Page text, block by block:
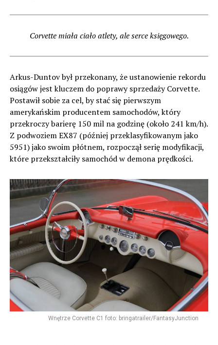
Corvette miała ciało atlety, ale serce księgowego.
Arkus-Duntov był przekonany, że ustanowienie rekordu
osiągów jest kluczem do poprawy sprzedaży Corvette.
Postawił sobie za cel, by stać się pierwszym
amerykańskim producentem samochodów, który
przekroczy barierę 150 mil na godzinę (około 241 km/h).
Z podwoziem EX87 (później przeklasyfikowanym jako
5951) jako swoim płótnem, rozpoczął serię modyfikacji,
które przekształciły samochód w demona prędkości.
Wnętrze Corvette C1 foto: bringatrailer/FantasyJunction